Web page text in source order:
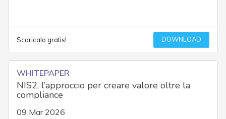
Scaricalo gratis! DOWNLOAD
WHITEPAPER
NIS2, l’approccio per creare valore oltre la
compliance
09 Mar 2026